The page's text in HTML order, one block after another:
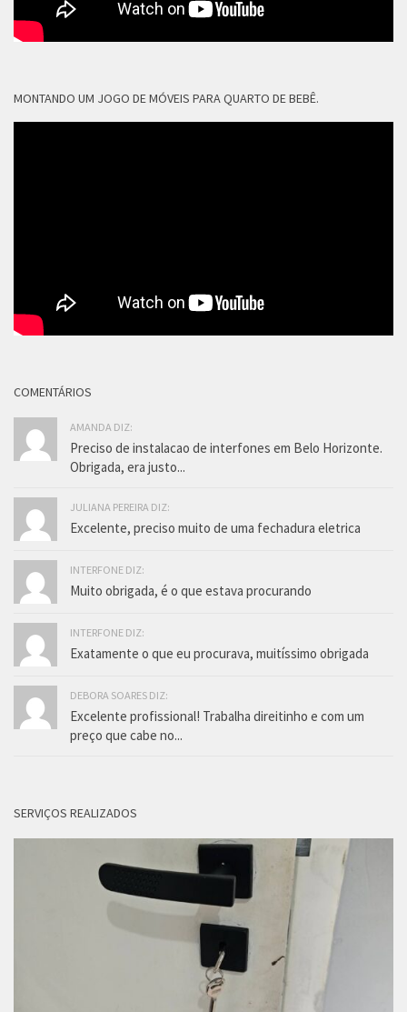
MONTANDO UM JOGO DE MÓVEIS PARA QUARTO DE BEBÊ.
COMENTÁRIOS
AMANDA DIZ:
Preciso de instalacao de interfones em Belo Horizonte.
Obrigada, era justo...
JULIANA PEREIRA DIZ:
Excelente, preciso muito de uma fechadura eletrica
INTERFONE DIZ:
Muito obrigada, é o que estava procurando
INTERFONE DIZ:
Exatamente o que eu procurava, muitíssimo obrigada
DEBORA SOARES DIZ:
Excelente profissional! Trabalha direitinho e com um
preço que cabe no...
SERVIÇOS REALIZADOS